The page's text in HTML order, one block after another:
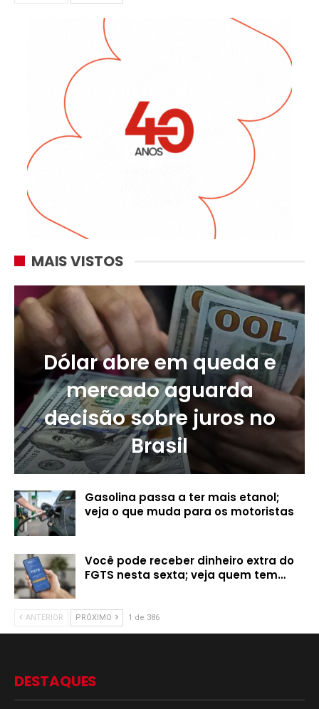
MAIS VISTOS
Dólar abre em queda e
mercado aguarda
decisão sobre juros no
Brasil
Gasolina passa a ter mais etanol;
veja o que muda para os motoristas
Você pode receber dinheiro extra do
FGTS nesta sexta; veja quem tem…
ANTERIOR PRÓXIMO 1 de 386
DESTAQUES